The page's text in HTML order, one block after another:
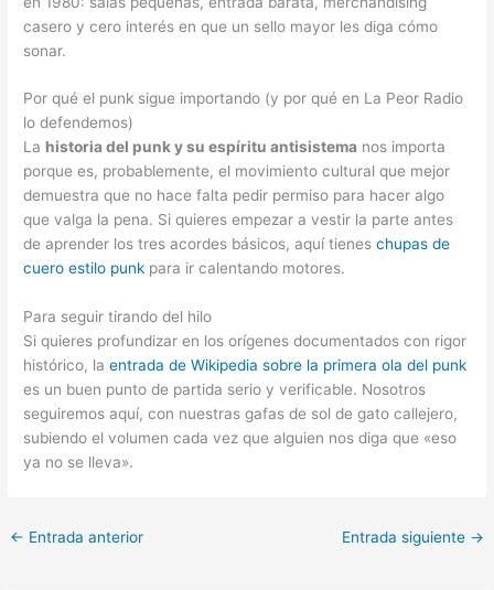
casero y cero interés en que un sello mayor les diga cómo
sonar.
Por qué el punk sigue importando (y por qué en La Peor Radio
lo defendemos)
La historia del punk y su espíritu antisistema nos importa
porque es, probablemente, el movimiento cultural que mejor
demuestra que no hace falta pedir permiso para hacer algo
que valga la pena. Si quieres empezar a vestir la parte antes
de aprender los tres acordes básicos, aquí tieneschupas de
cuero estilo punk para ir calentando motores.
Para seguir tirando del hilo
Si quieres profundizar en los orígenes documentados con rigor
histórico, laentrada de Wikipedia sobre la primera ola del punk
es un buen punto de partida serio y verificable. Nosotros
seguiremos aquí, con nuestras gafas de sol de gato callejero,
subiendo el volumen cada vez que alguien nos diga que «eso
ya no se lleva».
← Entrada anterior Entrada siguiente →